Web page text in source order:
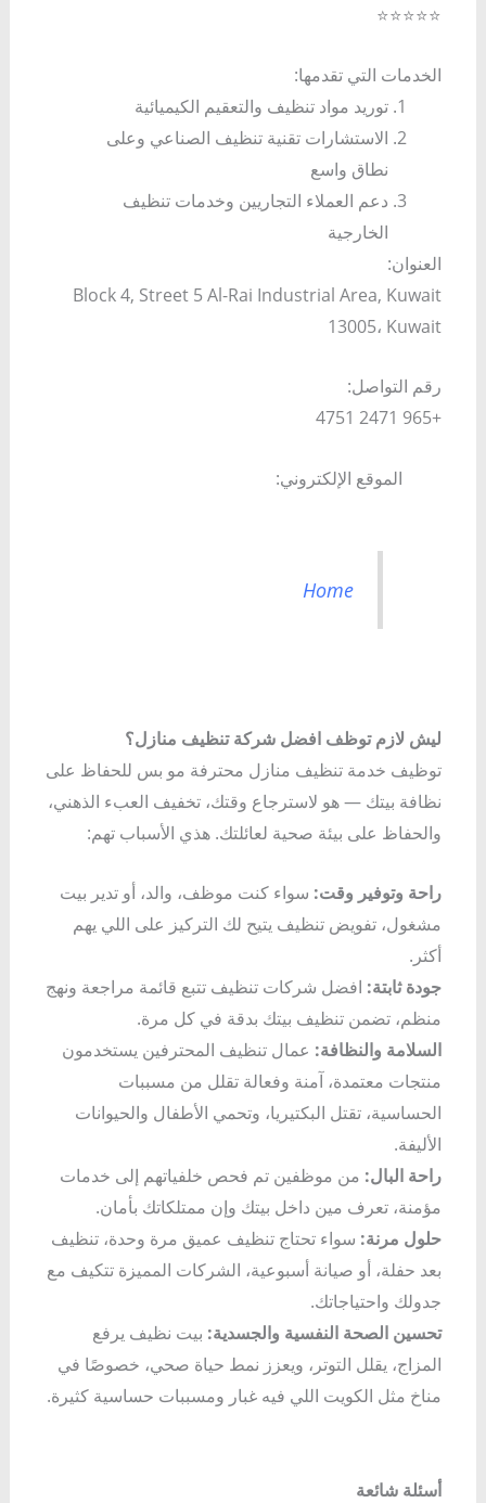
⭐⭐⭐⭐⭐
الخدمات التي تقدمها:
توريد مواد تنظيف والتعقيم الكيميائية
الاستشارات تقنية تنظيف الصناعي وعلى
نطاق واسع
دعم العملاء التجاريين وخدمات تنظيف
الخارجية
العنوان:
Block 4, Street 5 Al-Rai Industrial Area, Kuwait
13005، Kuwait
رقم التواصل:
الموقع الإلكتروني:
Home
ليش لازم توظف افضل شركة تنظيف منازل؟
توظيف خدمة تنظيف منازل محترفة مو بس للحفاظ على
نظافة بيتك — هو لاسترجاع وقتك، تخفيف العبء الذهني،
والحفاظ على بيئة صحية لعائلتك. هذي الأسباب تهم:
راحة وتوفير وقت:سواء كنت موظف، والد، أو تدير بيت
مشغول، تفويض تنظيف يتيح لك التركيز على اللي يهم
أكثر.
جودة ثابتة:افضل شركات تنظيف تتبع قائمة مراجعة ونهج
منظم، تضمن تنظيف بيتك بدقة في كل مرة.
السلامة والنظافة:عمال تنظيف المحترفين يستخدمون
منتجات معتمدة، آمنة وفعالة تقلل من مسببات
الحساسية، تقتل البكتيريا، وتحمي الأطفال والحيوانات
الأليفة.
راحة البال:من موظفين تم فحص خلفياتهم إلى خدمات
مؤمنة، تعرف مين داخل بيتك وإن ممتلكاتك بأمان.
حلول مرنة:سواء تحتاج تنظيف عميق مرة وحدة، تنظيف
بعد حفلة، أو صيانة أسبوعية، الشركات المميزة تتكيف مع
جدولك واحتياجاتك.
تحسين الصحة النفسية والجسدية:بيت نظيف يرفع
المزاج، يقلل التوتر، ويعزز نمط حياة صحي، خصوصًا في
مناخ مثل الكويت اللي فيه غبار ومسببات حساسية كثيرة.
أسئلة شائعة